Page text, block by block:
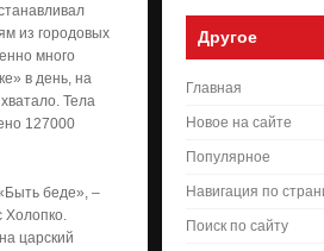
из городовых
много
в день, на
Тела
127000
беде», –
Холопко.
царский
Другое
Главная
Новое на сайте
Популярное
Навигация по
Поиск по сайту